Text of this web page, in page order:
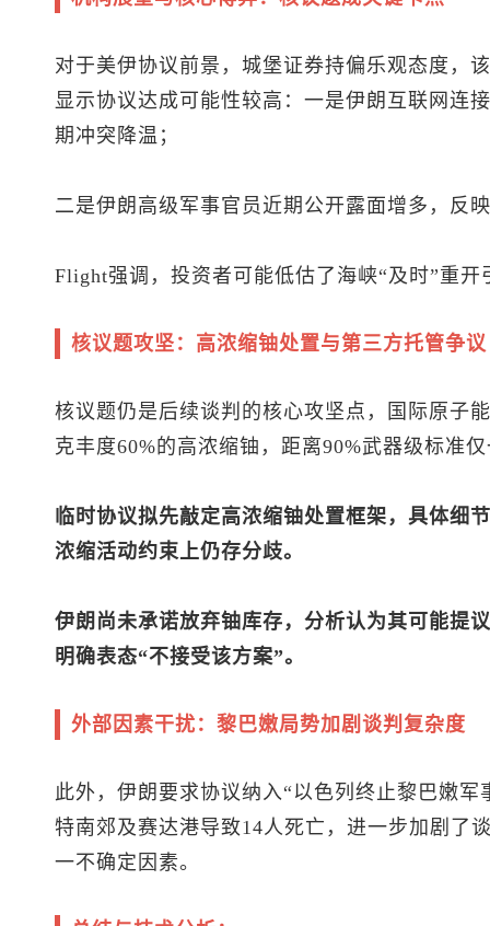
对于美伊协议前景，城堡证券持偏乐观态度，
显示协议达成可能性较高：一是伊朗互联网连
期冲突降温；
二是伊朗高级军事官员近期公开露面增多，反
Flight强调，投资者可能低估了海峡“及时”重开
核议题攻坚：高浓缩铀处置与第三方托管争议
核议题仍是后续谈判的核心攻坚点，国际原子
克丰度60%的高浓缩铀，距离90%武器级标准
临时协议拟先敲定高浓缩铀处置框架，具体细
浓缩活动约束上仍存分歧。
伊朗尚未承诺放弃铀库存，分析认为其可能提
明确表态“不接受该方案”。
外部因素干扰：黎巴嫩局势加剧谈判复杂度
此外，伊朗要求协议纳入“以色列终止黎巴嫩
特南郊及赛达港导致14人死亡，进一步加剧了
一不确定因素。